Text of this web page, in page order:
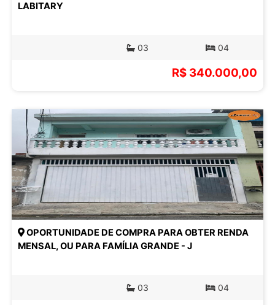
LABITARY
03 04
R$ 340.000,00
OPORTUNIDADE DE COMPRA PARA OBTER RENDA
MENSAL, OU PARA FAMÍLIA GRANDE - J
03 04